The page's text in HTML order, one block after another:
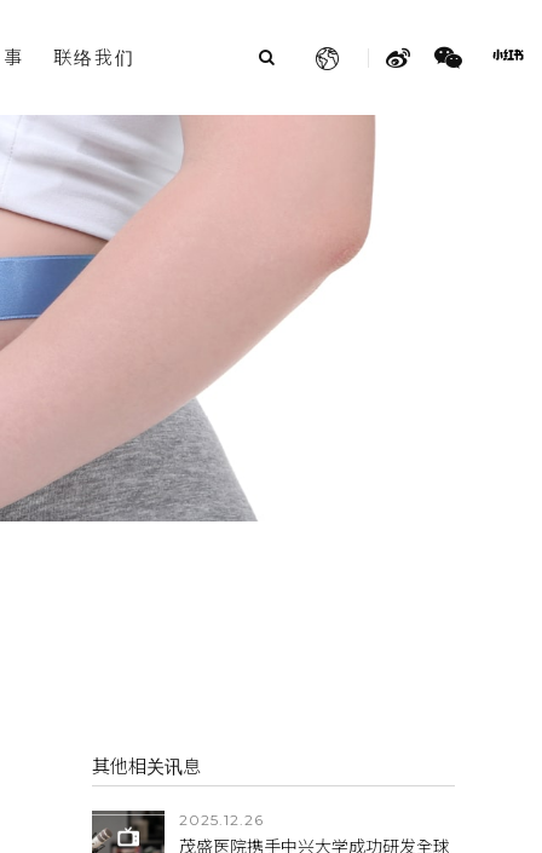
联络我们
其他相关讯息
2025.12.26
茂盛医院携手中兴大学成功研发全球